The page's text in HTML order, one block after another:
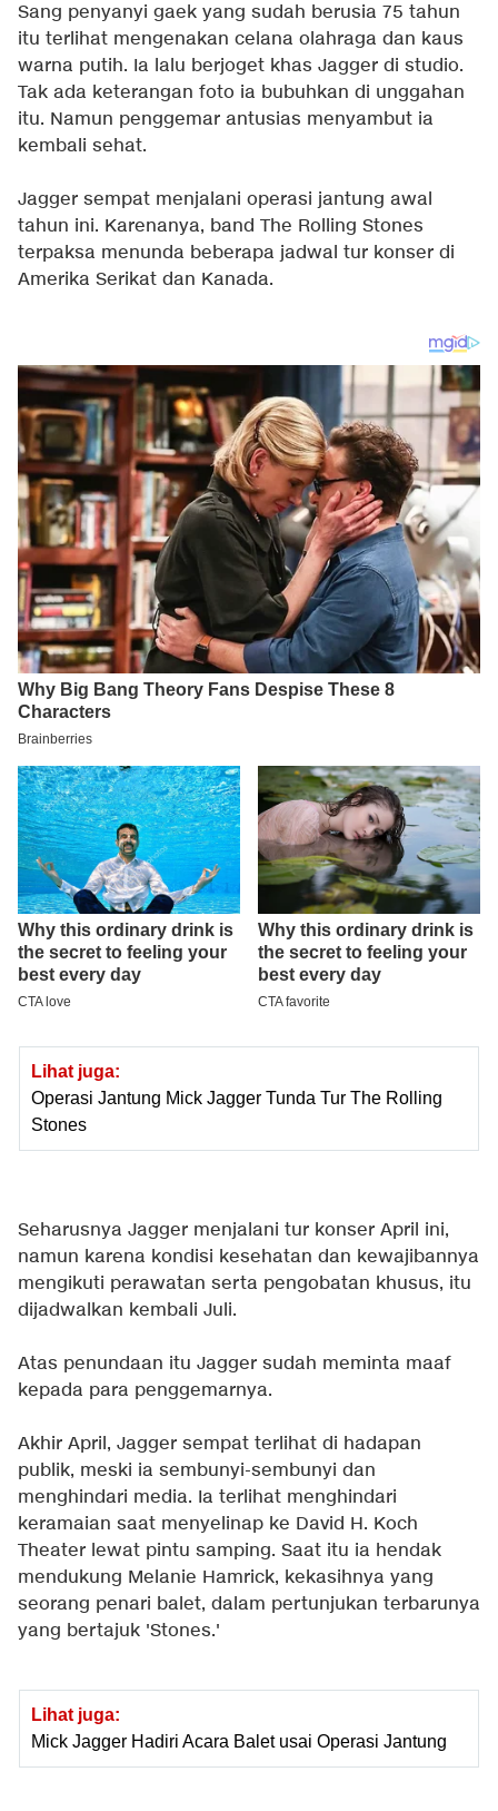
Sang penyanyi gaek yang sudah berusia 75 tahun
itu terlihat mengenakan celana olahraga dan kaus
warna putih. Ia lalu berjoget khas Jagger di studio.
Tak ada keterangan foto ia bubuhkan di unggahan
itu. Namun penggemar antusias menyambut ia
kembali sehat.
Jagger sempat menjalani operasi jantung awal
tahun ini. Karenanya, band The Rolling Stones
terpaksa menunda beberapa jadwal tur konser di
Amerika Serikat dan Kanada.
Lihat juga:
Operasi Jantung Mick Jagger Tunda Tur The Rolling
Stones
Seharusnya Jagger menjalani tur konser April ini,
namun karena kondisi kesehatan dan kewajibannya
mengikuti perawatan serta pengobatan khusus, itu
dijadwalkan kembali Juli.
Atas penundaan itu Jagger sudah meminta maaf
kepada para penggemarnya.
Akhir April, Jagger sempat terlihat di hadapan
publik, meski ia sembunyi-sembunyi dan
menghindari media. Ia terlihat menghindari
keramaian saat menyelinap ke David H. Koch
Theater lewat pintu samping. Saat itu ia hendak
mendukung Melanie Hamrick, kekasihnya yang
seorang penari balet, dalam pertunjukan terbarunya
yang bertajuk 'Stones.'
Lihat juga:
Mick Jagger Hadiri Acara Balet usai Operasi Jantung